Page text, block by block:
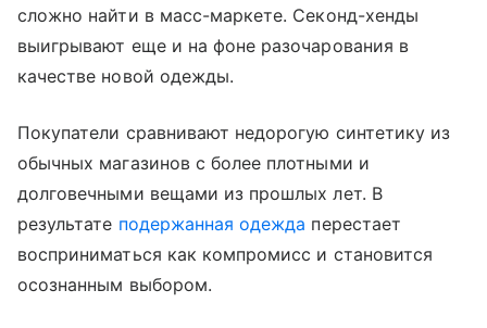
сложно найти в масс-маркете. Секонд-хенды
выигрывают еще и на фоне разочарования в
качестве новой одежды.
Покупатели сравнивают недорогую синтетику из
обычных магазинов с более плотными и
долговечными вещами из прошлых лет. В
результате подержанная одежда перестает
восприниматься как компромисс и становится
осознанным выбором.